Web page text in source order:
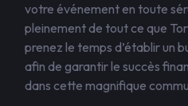
votre événement en toute
pleinement de tout ce que
prenez le temps d’établir un
afin de garantir le succès
dans cette magnifique